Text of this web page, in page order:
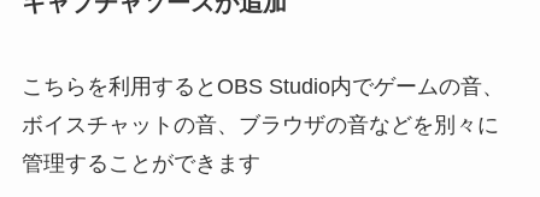
こちらを利用するとOBS Studio内でゲームの音、
ボイスチャットの音、ブラウザの音などを別々に
管理することができます